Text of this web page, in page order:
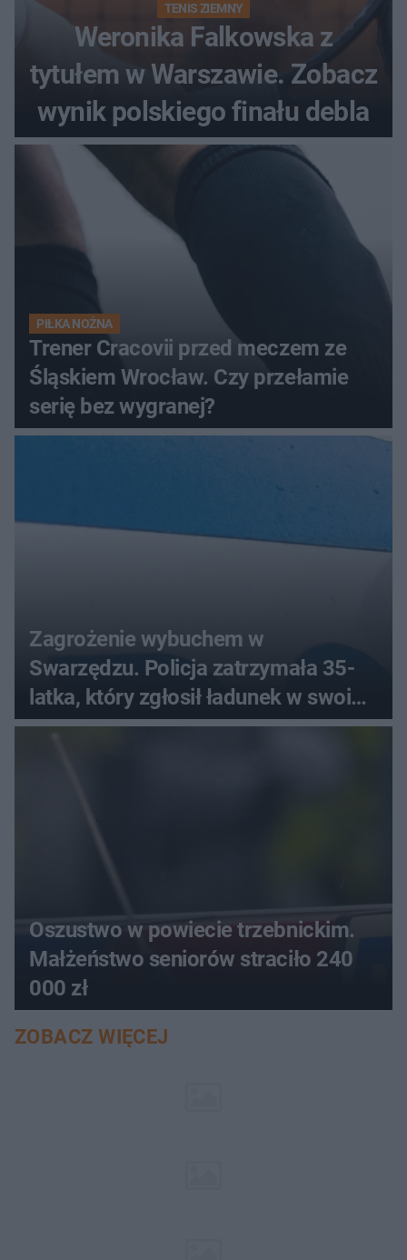
TENIS ZIEMNY
Weronika Falkowska z
tytułem w Warszawie. Zobacz
wynik polskiego finału debla
PIŁKA NOŻNA
Trener Cracovii przed meczem ze
Śląskiem Wrocław. Czy przełamie
serię bez wygranej?
Zagrożenie wybuchem w
Swarzędzu. Policja zatrzymała 35-
latka, który zgłosił ładunek w swoim
aucie
Oszustwo w powiecie trzebnickim.
Małżeństwo seniorów straciło 240
000 zł
ZOBACZ WIĘCEJ